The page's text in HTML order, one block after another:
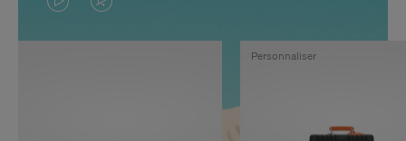
LA
VIDÉO
LE
SON
Personnaliser